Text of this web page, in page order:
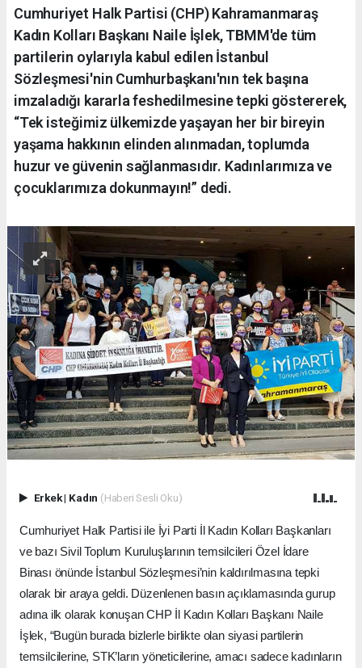
Cumhuriyet Halk Partisi (CHP) Kahramanmaraş
Kadın Kolları Başkanı Naile İşlek, TBMM'de tüm
partilerin oylarıyla kabul edilen İstanbul
Sözleşmesi'nin Cumhurbaşkanı'nın tek başına
imzaladığı kararla feshedilmesine tepki göstererek,
“Tek isteğimiz ülkemizde yaşayan her bir bireyin
yaşama hakkının elinden alınmadan, toplumda
huzur ve güvenin sağlanmasıdır. Kadınlarımıza ve
çocuklarımıza dokunmayın!” dedi.
Erkek| Kadın (Haberi Sesli Oku)
Cumhuriyet Halk Partisi ile İyi Parti İl Kadın Kolları Başkanları
ve bazı Sivil Toplum Kuruluşlarının temsilcileri Özel İdare
Binası önünde İstanbul Sözleşmesi’nin kaldırılmasına tepki
olarak bir araya geldi. Düzenlenen basın açıklamasında gurup
adına ilk olarak konuşan CHP İl Kadın Kolları Başkanı Naile
İşlek, “Bugün burada bizlerle birlikte olan siyasi partilerin
temsilcilerine, STK’ların yöneticilerine, amacı sadece kadınların